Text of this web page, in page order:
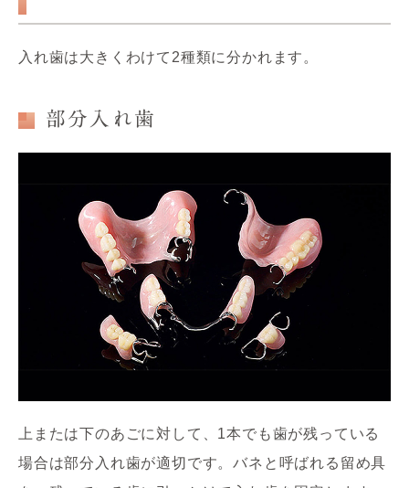
入れ歯は大きくわけて2種類に分かれます。
部分入れ歯
上または下のあごに対して、1本でも歯が残っている
場合は部分入れ歯が適切です。バネと呼ばれる留め具